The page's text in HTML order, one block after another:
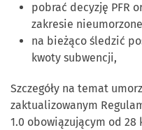
pobrać decyzję PFR
zakresie
na bieżąco śledzić
kwoty subwencji,
Szczegóły na temat
zaktualizowanym
1.0 obowiązującym od 28